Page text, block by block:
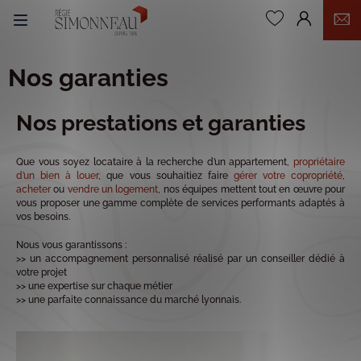
Nos garanties
Nos prestations et garanties
Que vous soyez locataire à la recherche d’un appartement, propriétaire
d’un bien à louer, que vous souhaitiez faire gérer votre copropriété,
acheter ou vendre un logement, nos équipes mettent tout en œuvre pour
vous proposer une gamme complète de services performants adaptés à
vos besoins.
Nous vous garantissons :
>> un accompagnement personnalisé réalisé par un conseiller dédié à
votre projet
>> une expertise sur chaque métier
>> une parfaite connaissance du marché lyonnais.